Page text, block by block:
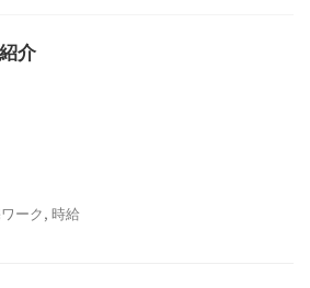
介
ーク, 時給